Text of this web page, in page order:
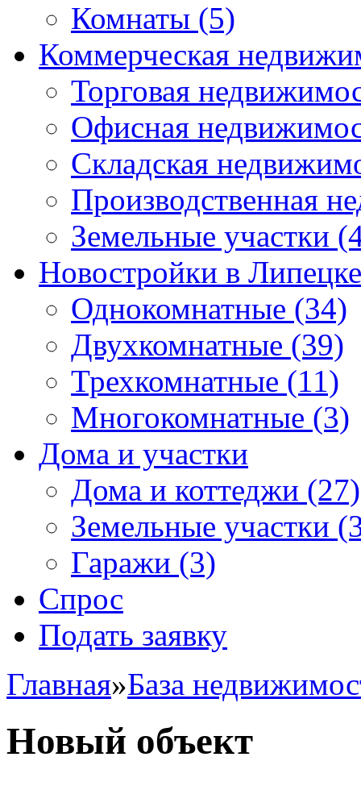
Комнаты (5)
Коммерческая
Торговая
Офисная
Складская
Производственная
Земельные участки
Новостройки в Липецке
Однокомнатные (34)
Двухкомнатные (39)
Трехкомнатные (11)
Многокомнатные (3)
Дома и участки
Дома и коттеджи (27)
Земельные участки
Гаражи (3)
Спрос
Подать заявку
Главная»База
Новый объект